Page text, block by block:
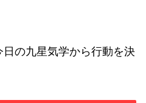
の九星気学から行動を決